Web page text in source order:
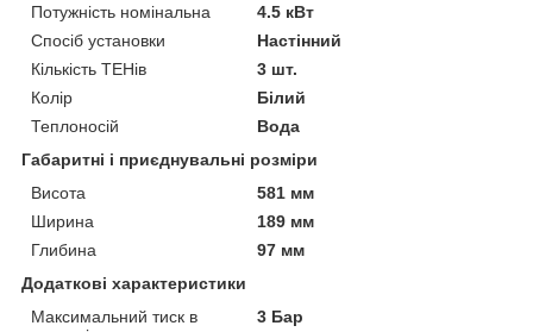
Потужність номінальна
4.5 кВт
Спосіб установки
Настінний
Кількість ТЕНів
3 шт.
Колір
Білий
Теплоносій
Вода
Габаритні і приєднувальні розміри
Висота
581 мм
Ширина
189 мм
Глибина
97 мм
Додаткові характеристики
Максимальний тиск в
3 Бар